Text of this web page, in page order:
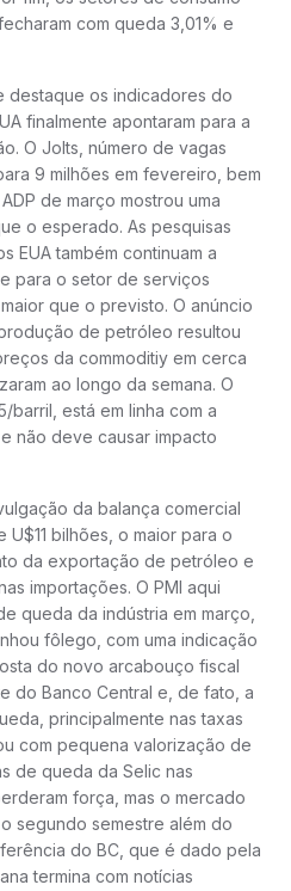
com queda 3,01% e
destaque os indicadores do
finalmente apontaram para a
O Jolts, número de vagas
9 milhões em fevereiro, bem
de março mostrou uma
o esperado. As pesquisas
EUA também continuam a
para o setor de serviços
que o previsto. O anúncio
de petróleo resultou
da commoditiy em cerca
ao longo da semana. O
barril, está em linha com a
não deve causar impacto
da balança comercial
bilhões, o maior para o
da exportação de petróleo e
importações. O PMI aqui
queda da indústria em março,
fôlego, com uma indicação
do novo arcabouço fiscal
do Banco Central e, de fato, a
principalmente nas taxas
com pequena valorização de
de queda da Selic nas
força, mas o mercado
segundo semestre além do
do BC, que é dado pela
termina com notícias